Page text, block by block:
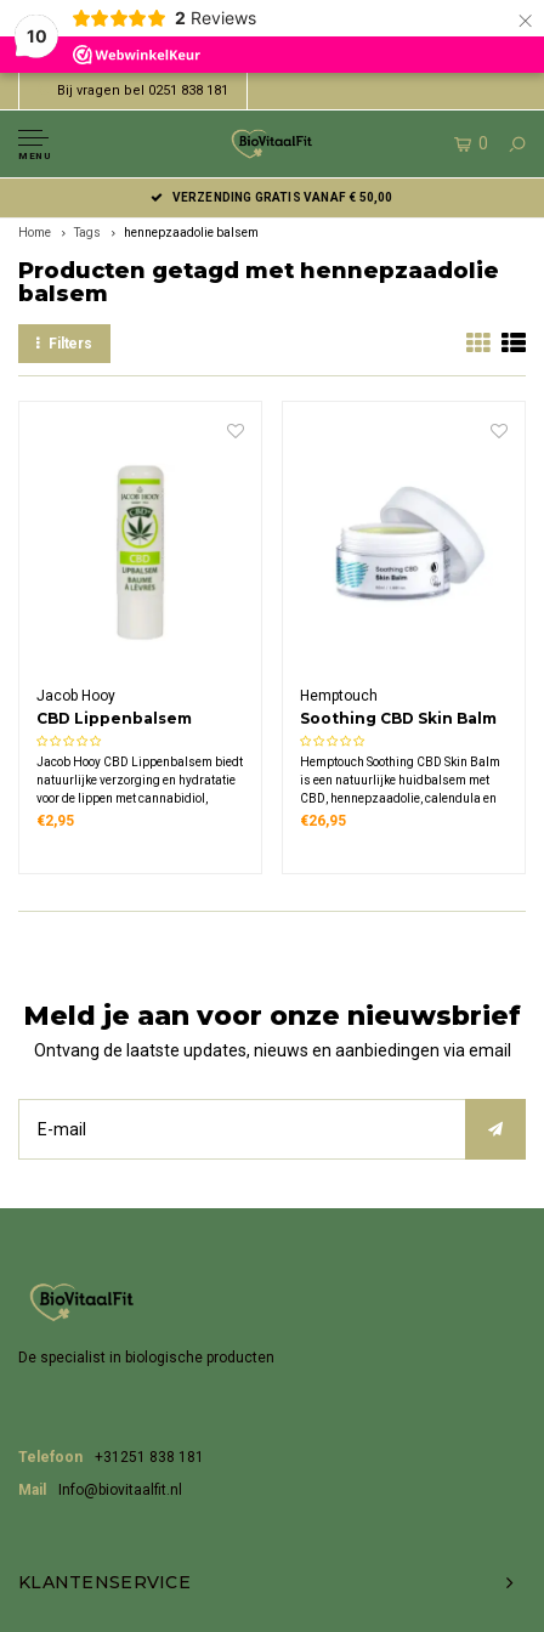
10
2 Reviews ×
Bij vragen bel 0251 838 181
MENU
0
VERZENDING GRATIS VANAF € 50,00
Home Tags hennepzaadolie balsem
Producten getagd met hennepzaadolie
balsem
Filters
Jacob Hooy
CBD Lippenbalsem
Jacob Hooy CBD Lippenbalsem biedt
natuurlijke verzorging en hydratatie
voor de lippen met cannabidiol,
sheaboter, calendula en plantaardige
€2,95
Hemptouch
Soothing CBD Skin Balm
Hemptouch Soothing CBD Skin Balm
is een natuurlijke huidbalsem met
CBD, hennepzaadolie, calendula en
lavendel. De verzorgende formule
€26,95
Meld je aan voor onze nieuwsbrief
Ontvang de laatste updates, nieuws en aanbiedingen via email
De specialist in biologische producten
Telefoon
+31251 838 181
Mail
Info@biovitaalfit.nl
KLANTENSERVICE